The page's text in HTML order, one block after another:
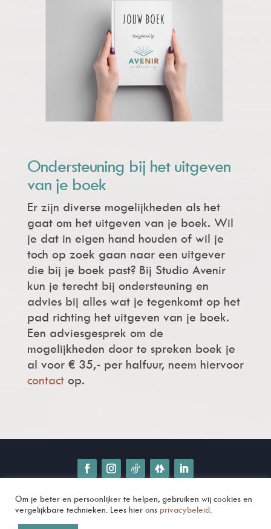
Ondersteuning bij het uitgeven
van je boek
Er zijn diverse mogelijkheden als het
gaat om het uitgeven van je boek. Wil
je dat in eigen hand houden of wil je
toch op zoek gaan naar een uitgever
die bij je boek past? Bij Studio Avenir
kun je terecht bij ondersteuning en
advies bij alles wat je tegenkomt op het
pad richting het uitgeven van je boek.
Een adviesgesprek om de
mogelijkheden door te spreken boek je
al voor € 35,- per halfuur, neem hiervoor
contactop.
© 2025 Avenir Publishing NL |
Om je beter en persoonlijker te helpen, gebruiken wij cookies en
vergelijkbare technieken. Lees hier ons privacybeleid